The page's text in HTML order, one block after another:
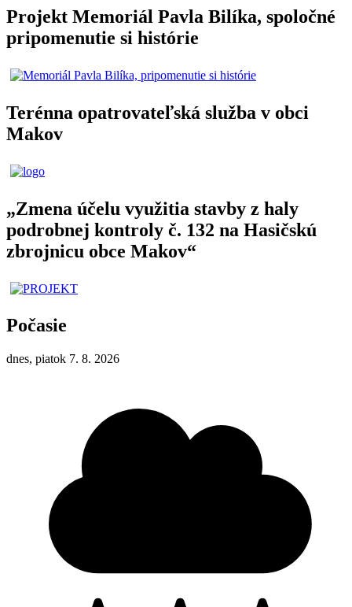
Projekt Memoriál Pavla Bilíka, spoločné
pripomenutie si histórie
Terénna opatrovateľská služba v obci
Makov
„Zmena účelu využitia stavby z haly
podrobnej kontroly č. 132 na Hasičskú
zbrojnicu obce Makov“
Počasie
dnes, piatok 7. 8. 2026